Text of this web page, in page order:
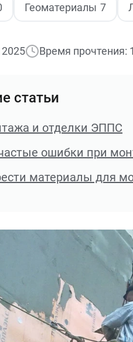
Геоматериалы 7
Время прочтения:
статьи
и отделки ЭППС
ошибки при
материалы для